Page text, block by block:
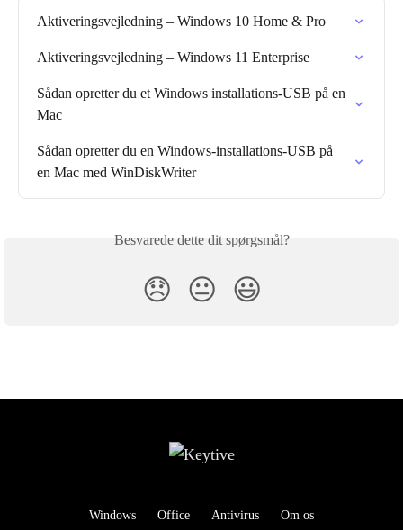
Aktiveringsvejledning – Windows 10 Home & Pro
Aktiveringsvejledning – Windows 11 Enterprise
Sådan opretter du et Windows installations-USB på en
Mac
Sådan opretter du en Windows-installations-USB på
en Mac med WinDiskWriter
Besvarede dette dit spørgsmål?
😞 😐 😃
Windows Office Antivirus Om os